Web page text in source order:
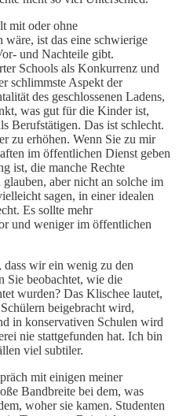
mit oder ohne
wäre, ist das eine schwierige
und Nachteile gibt.
Schools als Konkurrenz und
schlimmste Aspekt der
des geschlossenen Ladens,
was gut für die Kinder ist,
Berufstätigen. Das ist schlecht.
zu erhöhen. Wenn Sie zu mir
im öffentlichen Dienst geben
ist, die manche Rechte
aber nicht an solche im
sagen, in einer idealen
Es sollte mehr
und weniger im öffentlichen
dass wir ein wenig zu den
Sie beobachtet, wie die
wurden? Das Klischee lautet,
beigebracht wird,
in konservativen Schulen wird
nie stattgefunden hat. Ich bin
viel subtiler.
mit einigen meiner
Bandbreite bei dem, was
woher sie kamen. Studenten